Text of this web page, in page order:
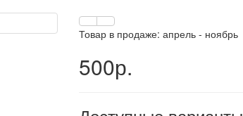
Товар в продаже: апрель - ноябрь
500р.